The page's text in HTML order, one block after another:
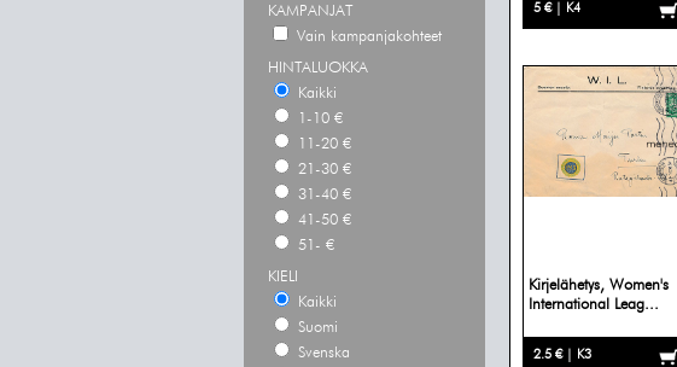
KAMPANJAT
Vain kampanjakohteet
HINTALUOKKA
Kaikki
1-10 €
11-20 €
21-30 €
31-40 €
41-50 €
51- €
KIELI
Kaikki
Suomi
Svenska
5 € | K4
Kirjelähetys, Women's
International Leag...
2.5 € | K3